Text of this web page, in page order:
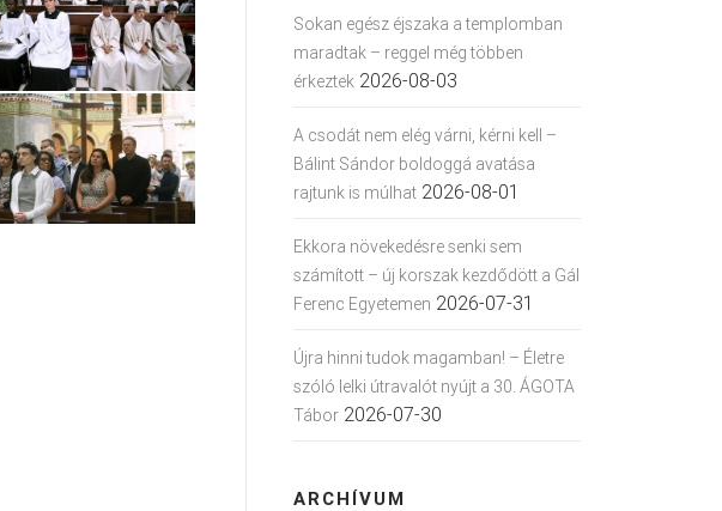
Sokan egész éjszaka a templomban
maradtak – reggel még többen
érkeztek 2026-08-03
A csodát nem elég várni, kérni kell –
Bálint Sándor boldoggá avatása
rajtunk is múlhat 2026-08-01
Ekkora növekedésre senki sem
számított – új korszak kezdődött a Gál
Ferenc Egyetemen 2026-07-31
Újra hinni tudok magamban! – Életre
szóló lelki útravalót nyújt a 30. ÁGOTA
Tábor 2026-07-30
ARCHÍVUM